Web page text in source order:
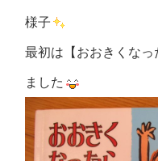
様子
最初は【おおきくな
ました